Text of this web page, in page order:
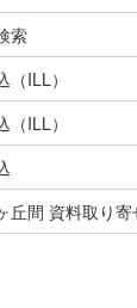
索
ILL）
ILL）
丘間 資料取り寄